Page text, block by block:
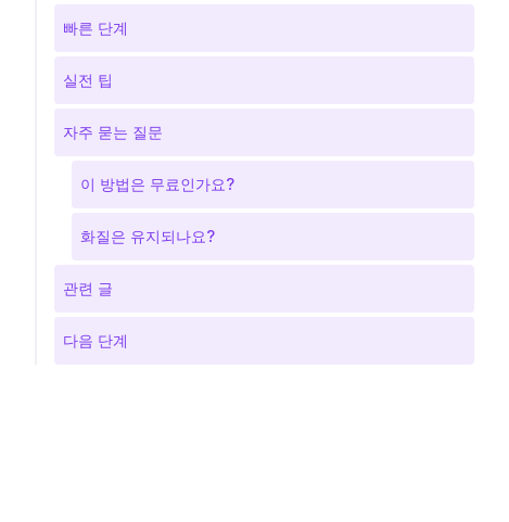
빠른 단계
실전 팁
자주 묻는 질문
이 방법은 무료인가요?
화질은 유지되나요?
관련 글
다음 단계